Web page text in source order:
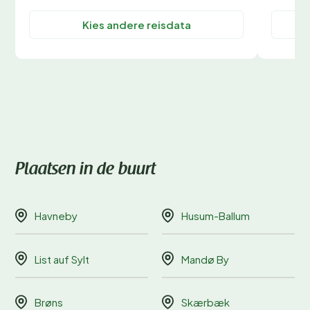
Kies andere reisdata
Plaatsen in de buurt
Havneby Husum-Ballum
List auf Sylt Mandø By
Brøns Skærbæk